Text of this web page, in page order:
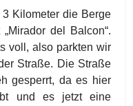
Kilometer die Berge
del Balcon“.
voll, also parkten wir
Straße. Die Straße
gesperrt, da es hier
und es jetzt eine